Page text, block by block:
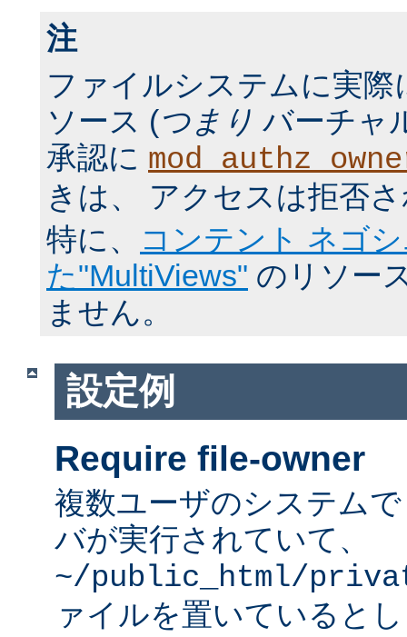
注
ファイルシステムに実
ソース (つまり バーチャ
承認に
きは、 アクセスは拒否
特に、
コンテント ネゴ
た"MultiViews" のリソー
ません。
設定例
Require file-owner
複数ユーザのシステム
バが実行されていて、
~/public_html/
ァイルを置いていると